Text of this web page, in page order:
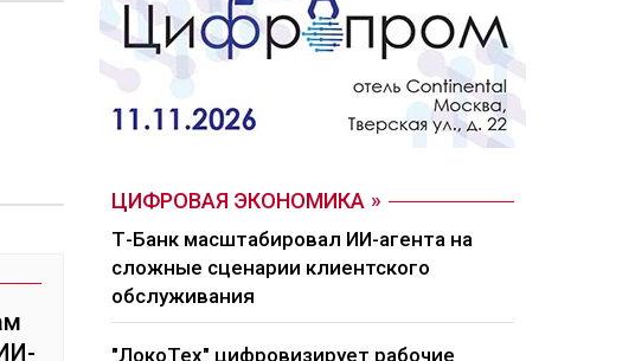
ЦИФРОВАЯ ЭКОНОМИКА
Т-Банк масштабировал ИИ-агента на
сложные сценарии клиентского
обслуживания
"ЛокоТех" цифровизирует рабочие